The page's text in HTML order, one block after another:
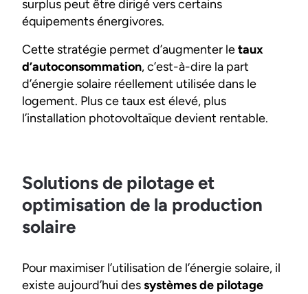
surplus peut être dirigé vers certains
équipements énergivores.
Cette stratégie permet d’augmenter letaux
d’autoconsommation, c’est-à-dire la part
d’énergie solaire réellement utilisée dans le
logement. Plus ce taux est élevé, plus
l’installation photovoltaïque devient rentable.
Solutions de pilotage et
optimisation de la production
solaire
Pour maximiser l’utilisation de l’énergie solaire, il
existe aujourd’hui dessystèmes de pilotage